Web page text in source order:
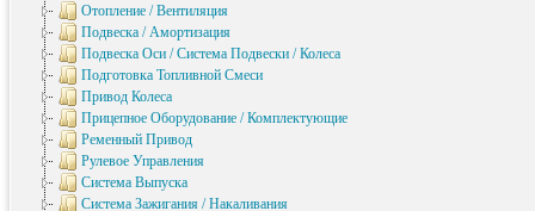
Отопление / Вентиляция
Подвеска / Амортизация
Подвеска Оси / Система Подвески / Колеса
Подготовка Топливной Смеси
Привод Колеса
Прицепное Оборудование / Комплектующие
Ременный Привод
Рулевое Управления
Система Выпуска
Система Зажигания / Накаливания